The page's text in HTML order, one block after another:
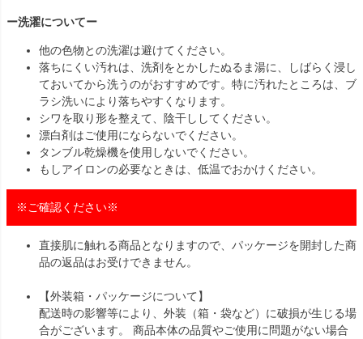
ー洗濯についてー
他の色物との洗濯は避けてください。
落ちにくい汚れは、洗剤をとかしたぬるま湯に、しばらく浸し
ておいてから洗うのがおすすめです。特に汚れたところは、ブ
ラシ洗いにより落ちやすくなります。
シワを取り形を整えて、陰干ししてください。
漂白剤はご使用にならないでください。
タンブル乾燥機を使用しないでください。
もしアイロンの必要なときは、低温でおかけください。
※ご確認ください※
直接肌に触れる商品となりますので、パッケージを開封した商
品の返品はお受けできません。
【外装箱・パッケージについて】
配送時の影響等により、外装（箱・袋など）に破損が生じる場
合がございます。 商品本体の品質やご使用に問題がない場合